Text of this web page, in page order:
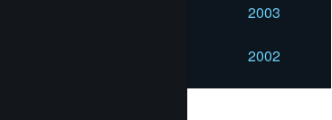
2003
2002